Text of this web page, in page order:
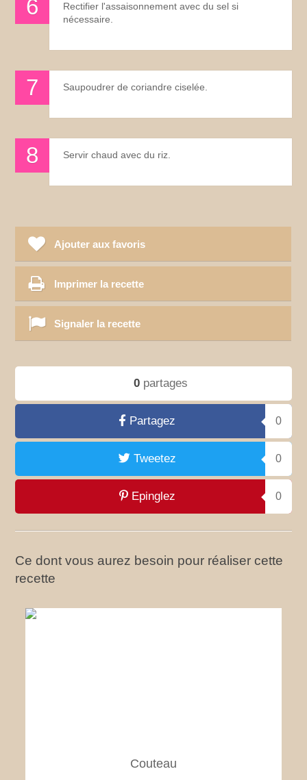
Rectifier l'assaisonnement avec du sel si
nécessaire.
Saupoudrer de coriandre ciselée.
Servir chaud avec du riz.
Ajouter aux favoris
Imprimer la recette
Signaler la recette
0partages
Partagez 0
Tweetez 0
Epinglez 0
Ce dont vous aurez besoin pour réaliser cette
recette
Couteau